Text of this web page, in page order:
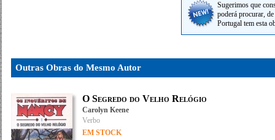
Sugerimos que
poderá procurar,
Portugal tem esta
Outras Obras do Mesmo Autor
O Segredo do Velho Relógio
Carolyn Keene
Verbo
EM STOCK